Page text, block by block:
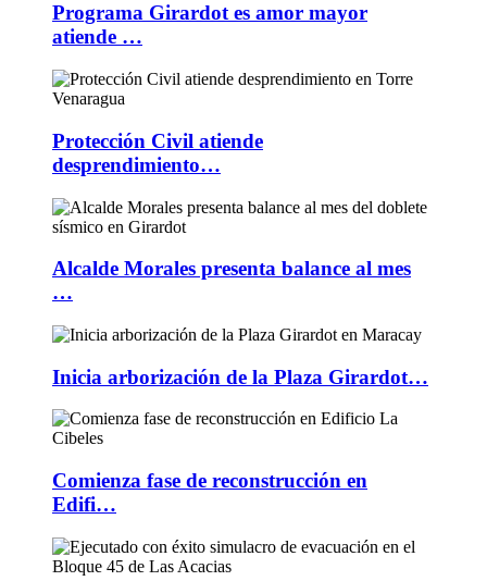
Programa Girardot es amor mayor
atiende …
Protección Civil atiende
desprendimiento…
Alcalde Morales presenta balance al mes
…
Inicia arborización de la Plaza Girardot…
Comienza fase de reconstrucción en
Edifi…